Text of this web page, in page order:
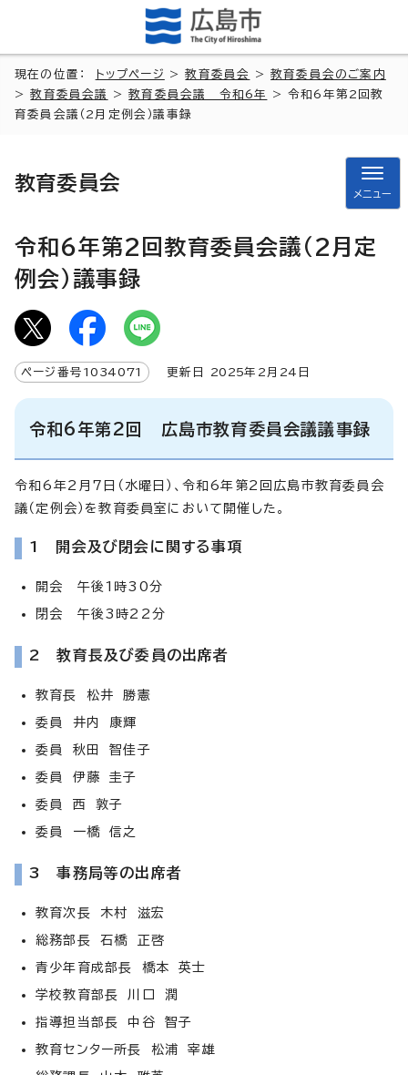
現在の位置： トップページ >教育委員会 >教育委員会のご案内
>教育委員会議 >教育委員会議 令和6年
> 令和6年第2回教
育委員会議（2月定例会）議事録
教育委員会
メニュー
令和6年第2回教育委員会議（2月定
例会）議事録
ページ番号 1034071 更新日 2025年2月 24 日
令和6年第2回 広島市教育委員会議議事録
令和6年2月7日（水曜日）、令和6年第2回広島市教育委員会
議（定例会）を教育委員室において開催した。
1 開会及び閉会に関する事項
開会 午後1時30分
閉会 午後3時22分
2 教育長及び委員の出席者
教育長 松井 勝憲
委員 井内 康輝
委員 秋田 智佳子
委員 伊藤 圭子
委員 西 敦子
委員 一橋 信之
3 事務局等の出席者
教育次長 木村 滋宏
総務部長 石橋 正啓
青少年育成部長 橋本 英士
学校教育部長 川口 潤
指導担当部長 中谷 智子
教育センター所長 松浦 宰雄